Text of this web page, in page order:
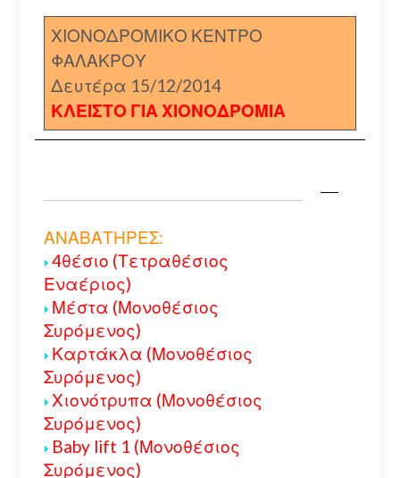
ΧΙΟΝΟΔΡΟΜΙΚΟ ΚΕΝΤΡΟ
ΦΑΛΑΚΡΟΥ
Δευτέρα 15/12/2014
ΚΛΕΙΣΤΟ ΓΙΑ ΧΙΟΝΟΔΡΟΜΙΑ
ΑΝΑΒΑΤΗΡΕΣ:
4θέσιο (Τετραθέσιος
Εναέριος)
Μέστα (Μονοθέσιος
Συρόμενος)
Καρτάκλα (Μονοθέσιος
Συρόμενος)
Χιονότρυπα (Μονοθέσιος
Συρόμενος)
Baby lift 1 (Μονοθέσιος
Συρόμενος)